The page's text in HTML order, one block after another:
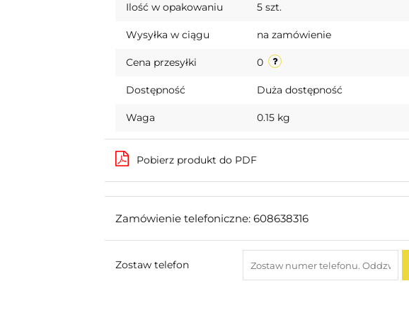
Ilość w opakowaniu 5 szt.
Wysyłka w ciągu na zamówienie
Cena przesyłki 0
Dostępność Duża dostępność
Waga 0.15 kg
Pobierz produkt do PDF
Zamówienie telefoniczne: 608638316
Zostaw telefon